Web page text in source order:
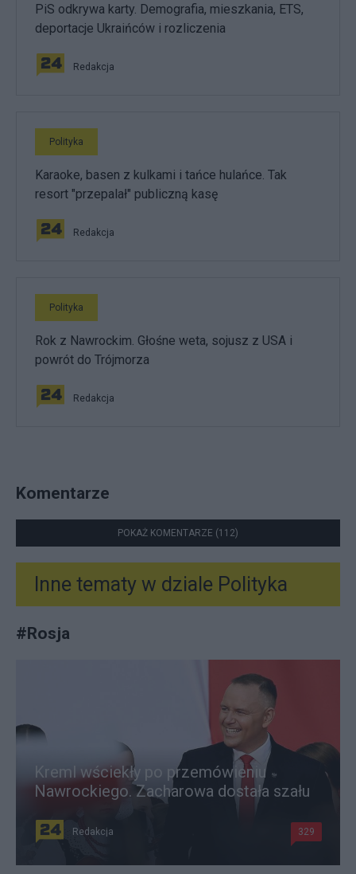
PiS odkrywa karty. Demografia, mieszkania, ETS,
deportacje Ukraińców i rozliczenia
Redakcja
Polityka
Karaoke, basen z kulkami i tańce hulańce. Tak
resort "przepalał" publiczną kasę
Redakcja
Polityka
Rok z Nawrockim. Głośne weta, sojusz z USA i
powrót do Trójmorza
Redakcja
Komentarze
POKAŻ KOMENTARZE (112)
Inne tematy w dziale Polityka
#Rosja
Kreml wściekły po przemówieniu
Nawrockiego. Zacharowa dostała szału
Redakcja 329